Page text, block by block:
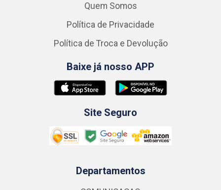
Quem Somos
Política de Privacidade
Política de Troca e Devolução
Baixe já nosso APP
Site Seguro
Departamentos